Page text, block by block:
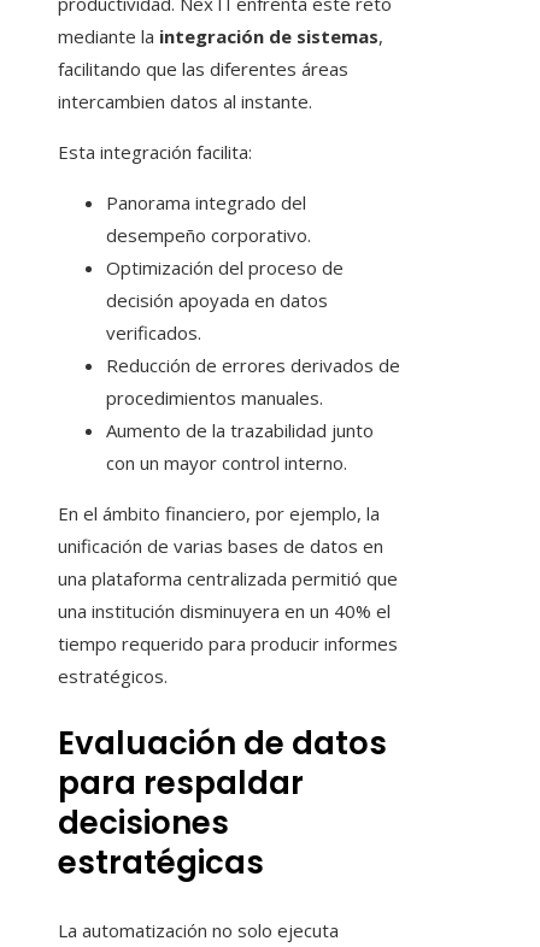
mediante la integración de sistemas,
facilitando que las diferentes áreas
intercambien datos al instante.
Esta integración facilita:
Panorama integrado del
desempeño corporativo.
Optimización del proceso de
decisión apoyada en datos
verificados.
Reducción de errores derivados de
procedimientos manuales.
Aumento de la trazabilidad junto
con un mayor control interno.
En el ámbito financiero, por ejemplo, la
unificación de varias bases de datos en
una plataforma centralizada permitió que
una institución disminuyera en un 40% el
tiempo requerido para producir informes
estratégicos.
Evaluación de datos
para respaldar
decisiones
estratégicas
La automatización no solo ejecuta